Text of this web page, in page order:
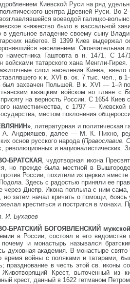
Киевской Руси на ряд
центра Древней Руси. Во
воеводой галицко-
княжество было в вассальной
в удельное владение своему сыну
набегов. В 1399 Киев выдержал
населением. Окончательная
наместника Гаштовта в н. 1471. С
войсками татарского хана Менгли-
слои населения Киева,
к к. XVI в. ок. 7 тыс. чел., в
был захвачен Польшей. В к. XVI — 1–й
казацким войском во главе с
на верность России. С 1654
наместничества, с 1797 — Киевской
местом поклонения
, литературная и политическая
Андрияшев, далее — М. К. Пихно,
основ русского народа (Православие.
революционных и националистических.
БРАТСКАЯ , чудотворная икона
но прежде была местной в
России, похитили из церкви
Здесь с радостью приняли ее
через Днепр. Икона поплыла с ним
но затем начал кричать о помощи, боясь
креститься и постригся в монахи.
И. Бухарев
БРАТСКИЙ БОГОЯВЛЕНСКИЙ
в России; состоял в его
почему и монастырь назывался
духовная академия. В монастыре свято
время войны с поляками и татарами,
празднование в честь этой св. иконы
Животворящий Крест, выточенный из
крест, данный в 1622 гетманом